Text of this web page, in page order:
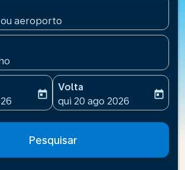
aeroporto
date-aria-label
today
Volta
fc-booking-return-date-
qui 20 ago 2026
today
Pesquisar